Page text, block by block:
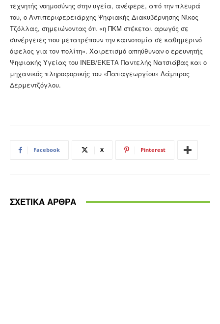
τεχνητής νοημοσύνης στην υγεία, ανέφερε, από την πλευρά
του, ο Αντιπεριφερειάρχης Ψηφιακής Διακυβέρνησης Νίκος
Τζόλλας, σημειώνοντας ότι «η ΠΚΜ στέκεται αρωγός σε
συνέργειες που μετατρέπουν την καινοτομία σε καθημερινό
όφελος για τον πολίτη». Χαιρετισμό απηύθυναν ο ερευνητής
Ψηφιακής Υγείας του ΙΝΕΒ/ΕΚΕΤΑ Παντελής Νατσιάβας και ο
μηχανικός πληροφορικής του «Παπαγεωργίου» Λάμπρος
Δερμεντζόγλου.
Facebook X Pinterest
ΣΧΕΤΙΚΑ ΑΡΘΡΑ